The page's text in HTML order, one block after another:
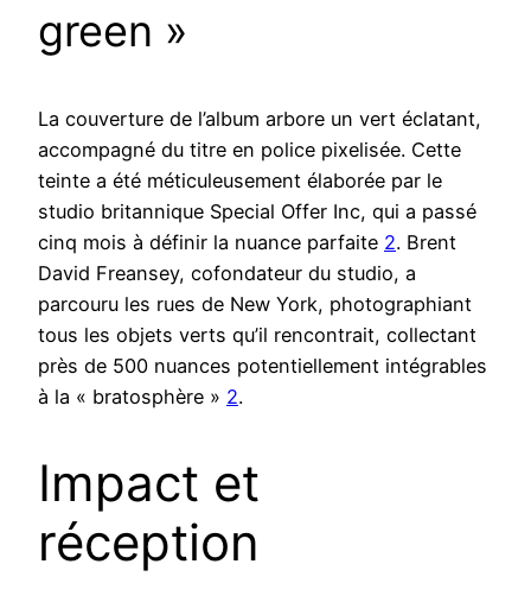
green »
La couverture de l’album arbore un vert éclatant,
accompagné du titre en police pixelisée. Cette
teinte a été méticuleusement élaborée par le
studio britannique Special Offer Inc, qui a passé
cinq mois à définir la nuance parfaite 2. Brent
David Freansey, cofondateur du studio, a
parcouru les rues de New York, photographiant
tous les objets verts qu’il rencontrait, collectant
près de 500 nuances potentiellement intégrables
à la « bratosphère » 2.
Impact et
réception